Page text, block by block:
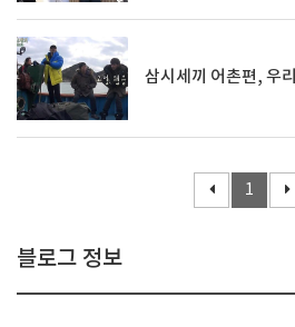
삼시세끼 어촌편, 우
1
블로그 정보